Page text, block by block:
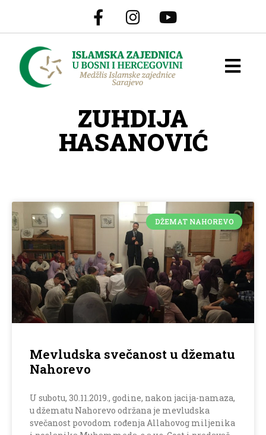
ZUHDIJA
HASANOVIĆ
DŽEMAT NAHOREVO
Mevludska svečanost u džematu
Nahorevo
U subotu, 30.11.2019., godine, nakon jacija-namaza,
u džematu Nahorevo održana je mevludska
svečanost povodom rođenja Allahovog miljenika